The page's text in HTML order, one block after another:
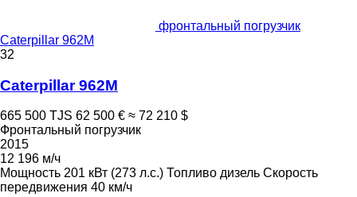
фронтальный погрузчик
Caterpillar 962M
32
Caterpillar 962M
665 500 TJS 62 500 € ≈ 72 210 $
Фронтальный погрузчик
2015
12 196 м/ч
Мощность 201 кВт (273 л.с.) Топливо дизель Скорость
передвижения 40 км/ч